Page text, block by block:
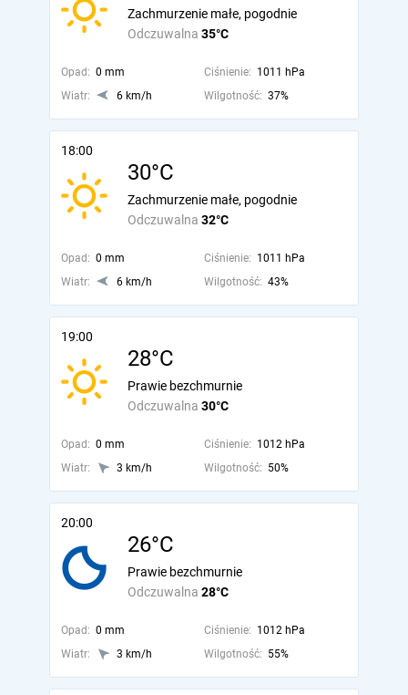
Odczuwalna 35°C
Zachmurzenie małe, pogodnie
Opad: 0 mm Ciśnienie: 1011 hPa
Wiatr:
6 km/h Wilgotność: 37%
18:00
30°C
Odczuwalna 32°C
Zachmurzenie małe, pogodnie
Opad: 0 mm Ciśnienie: 1011 hPa
Wiatr:
6 km/h Wilgotność: 43%
19:00
28°C
Odczuwalna 30°C
Prawie bezchmurnie
Opad: 0 mm Ciśnienie: 1012 hPa
Wiatr:
3 km/h Wilgotność: 50%
20:00
26°C
Odczuwalna 28°C
Prawie bezchmurnie
Opad: 0 mm Ciśnienie: 1012 hPa
Wiatr:
3 km/h Wilgotność: 55%